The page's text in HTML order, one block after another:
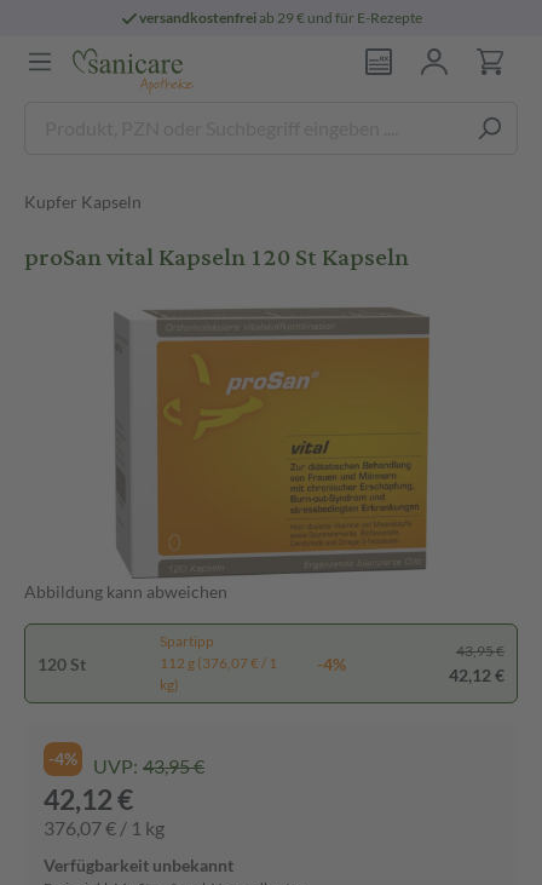
versandkostenfreiab 29 € und für E-Rezepte
Kupfer Kapseln
proSan vital Kapseln 120 St Kapseln
Abbildung kann abweichen
120 St
Spartipp
112 g (376,07 € / 1
kg)
-4%
43,95 €
42,12 €
-4% UVP: 43,95 €
42,12 €
376,07 € / 1 kg
Verfügbarkeit unbekannt